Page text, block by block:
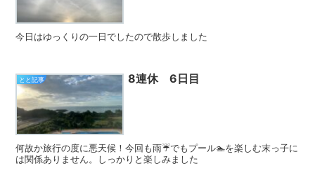
今日はゆっくりの一日でしたので散歩しました
とと記事 8連休 6日目
何故か旅行の度に悪天候！今回も雨☔️でもプール🏊を楽しむ末っ子に
は関係ありません。しっかりと楽しみました